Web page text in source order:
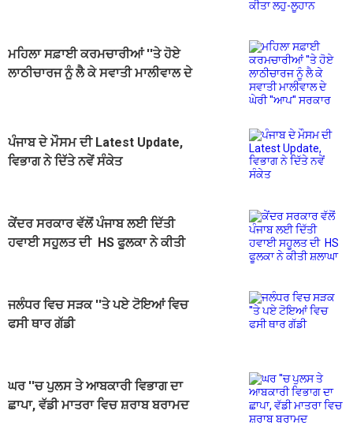
ਮਹਿਲਾ ਸਫ਼ਾਈ ਕਰਮਚਾਰੀਆਂ ''ਤੇ ਹੋਏ
ਲਾਠੀਚਾਰਜ ਨੂੰ ਲੈ ਕੇ ਸਵਾਤੀ ਮਾਲੀਵਾਲ ਦੇ
ਪੰਜਾਬ ਦੇ ਮੌਸਮ ਦੀ Latest Update,
ਵਿਭਾਗ ਨੇ ਦਿੱਤੇ ਨਵੇਂ ਸੰਕੇਤ
ਕੇਂਦਰ ਸਰਕਾਰ ਵੱਲੋਂ ਪੰਜਾਬ ਲਈ ਦਿੱਤੀ
ਹਵਾਈ ਸਹੂਲਤ ਦੀ HS ਫੂਲਕਾ ਨੇ ਕੀਤੀ
ਜਲੰਧਰ ਵਿਚ ਸੜਕ ''ਤੇ ਪਏ ਟੋਇਆਂ ਵਿਚ
ਫਸੀ ਥਾਰ ਗੱਡੀ
ਘਰ ''ਚ ਪੁਲਸ ਤੇ ਆਬਕਾਰੀ ਵਿਭਾਗ ਦਾ
ਛਾਪਾ, ਵੱਡੀ ਮਾਤਰਾ ਵਿਚ ਸ਼ਰਾਬ ਬਰਾਮਦ